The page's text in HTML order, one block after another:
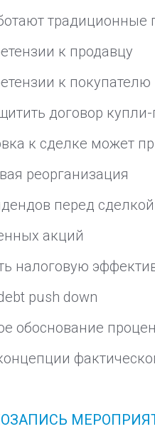
традиционные
к продавцу
к покупателю
договор
к сделке может
реорганизация
перед сделкой
акций
налоговую
push down
обоснование